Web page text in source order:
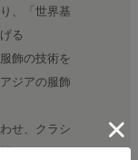
、「世界基
る
飾の技術を
ジアの服飾
せ、クラシ
する